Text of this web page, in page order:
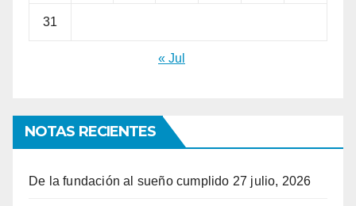
31
« Jul
NOTAS RECIENTES
De la fundación al sueño cumplido 27 julio, 2026